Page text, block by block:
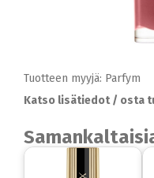
Tuotteen myyjä: Parfym
Katso lisätiedot / osta